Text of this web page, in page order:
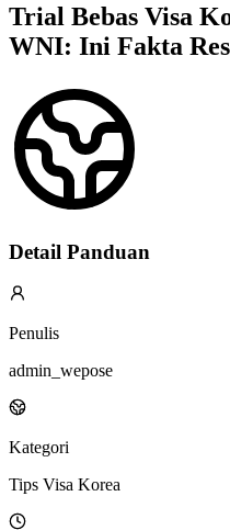
Trial Bebas Visa
WNI: Ini Fakta
Detail Panduan
Penulis
admin_wepose
Kategori
Tips Visa Korea